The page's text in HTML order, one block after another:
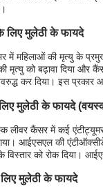
मुलेठी के फायदे
में महिलाओं की मृत्यु के
मृत्यु को बढ़ावा दिया और
अवरुद्ध कर दिया। इस
मुलेठी के फायदे
कैंसर में कई एंटीट्यूमर
आईएसएल की
को रोक दिया।
मुलेठी के फायदे